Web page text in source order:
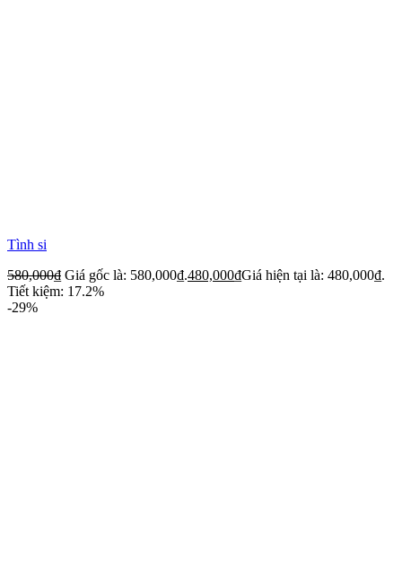
Tình si
580,000₫ Giá gốc là: 580,000₫.480,000₫Giá hiện tại là: 480,000₫.
Tiết kiệm: 17.2%
-29%